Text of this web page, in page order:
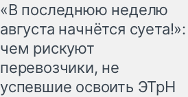
«В последнюю неделю
августа начнётся суета!»:
чем рискуют
перевозчики, не
успевшие освоить ЭТрН